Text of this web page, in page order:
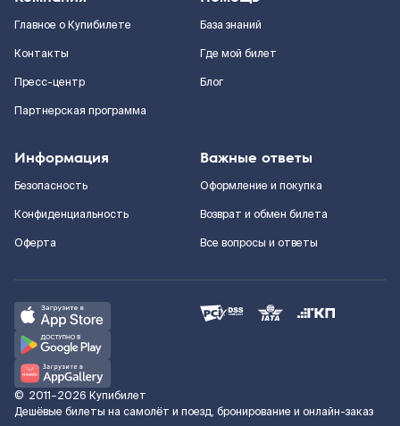
Главное о Купибилете
Контакты
Пресс-центр
Партнерская программа
База знаний
Где мой билет
Блог
Информация
Безопасность
Конфиденциальность
Оферта
Важные ответы
Оформление и покупка
Возврат и обмен билета
Все вопросы и ответы
© 2011–2026 Купибилет
Дешёвые билеты на самолёт и поезд, бронирование и онлайн-заказ